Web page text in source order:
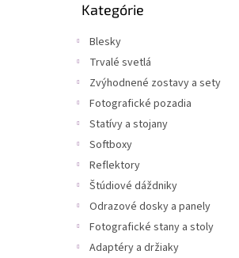
kategórie
Kategórie
Blesky
Trvalé svetlá
Zvýhodnené zostavy a sety
Fotografické pozadia
Statívy a stojany
Softboxy
Reflektory
Štúdiové dáždniky
Odrazové dosky a panely
Fotografické stany a stoly
Adaptéry a držiaky